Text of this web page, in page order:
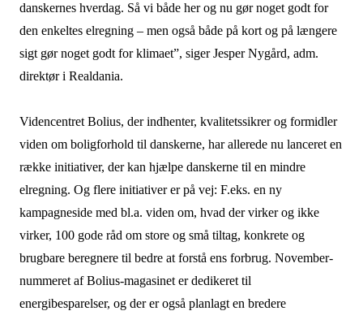
danskernes hverdag. Så vi både her og nu gør noget godt for
den enkeltes elregning – men også både på kort og på længere
sigt gør noget godt for klimaet”, siger Jesper Nygård, adm.
direktør i Realdania.
Videncentret Bolius, der indhenter, kvalitetssikrer og formidler
viden om boligforhold til danskerne, har allerede nu lanceret en
række initiativer, der kan hjælpe danskerne til en mindre
elregning. Og flere initiativer er på vej: F.eks. en ny
kampagneside med bl.a. viden om, hvad der virker og ikke
virker, 100 gode råd om store og små tiltag, konkrete og
brugbare beregnere til bedre at forstå ens forbrug. November-
nummeret af Bolius-magasinet er dedikeret til
energibesparelser, og der er også planlagt en bredere